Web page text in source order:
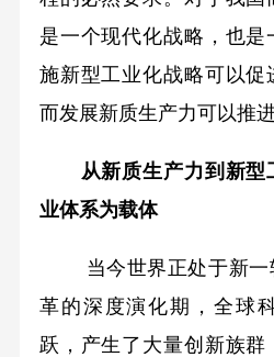
是一个现代化战略，也是
施新型工业化战略可以促
而发展新质生产力可以推
从新质生产力到新
业体系为载体
当今世界正处于新
革的深度演化期，全球
跃，产生了大量创新族群